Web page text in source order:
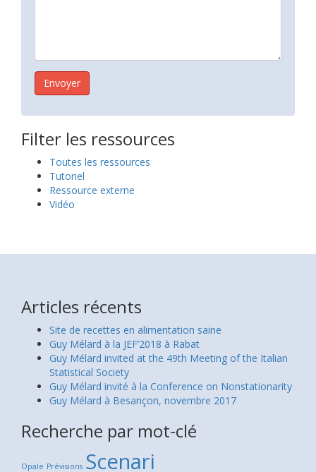
Filter les ressources
Toutes les ressources
Tutoriel
Ressource externe
Vidéo
Articles récents
Site de recettes en alimentation saine
Guy Mélard à la JEF’2018 à Rabat
Guy Mélard invited at the 49th Meeting of the Italian
Statistical Society
Guy Mélard invité à la Conference on Nonstationarity
Guy Mélard à Besançon, novembre 2017
Recherche par mot-clé
Opale Prévisions Scenari